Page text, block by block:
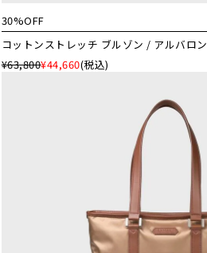
30%OFF
コットンストレッチ ブルゾン / アルバロン
¥63,800¥44,660(税込)